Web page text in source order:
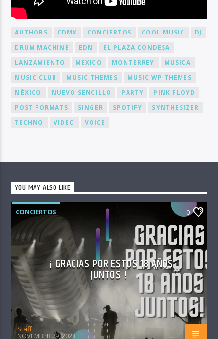
BY TAG
AUTHORS CDMX CONCIERTOS COOL MUSIC
DJ
DRUM MACHINE
EDM
EL PLAZA CONDESA
LANZAMIENTO
MEXICO MONTERREY
MUSICA
MUSIC CLUB
MUSIC THEMES
MUSIC WP THEMES
MÉXICO
NUEVO SENCILLO PARTY
PINK FLOYD
POST FORMATS
SINGER SPOTIFY
SYNTHESIZER
TECHNO
VIDEO VOICE
YOU MAY ALSO LIKE
CONCIERTOS 0
¡ GRACIAS POR ESTOS 18 AÑOS
JUNTOS !
Staff
NOVEMBER 29, 2023